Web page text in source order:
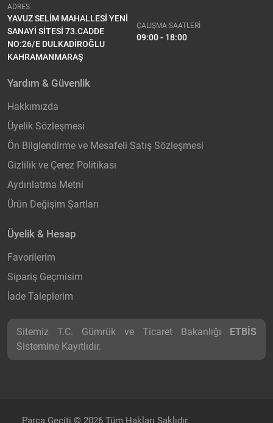
ADRES
YAVUZ SELİM MAHALLESİ YENİ
SANAYİ SİTESİ 73.CADDE
NO:26/E DULKADİROĞLU
KAHRAMANMARAŞ
ÇALIŞMA SAATLERİ
09:00 - 18:00
Yardım & Güvenlik
Hakkımızda
Üyelik Sözleşmesi
Ön Bilglendirme ve Mesafeli Satış Sözleşmesi
Gizlilik ve Çerez Politikası
Aydınlatma Metni
Ürün Değişim Şartları
Üyelik & Hesap
Favorilerim
Sipariş Geçmisim
İade Taleplerim
Sitemiz T.C. Gümrük ve Ticaret Bakanlığı ETBİS
Sistemine Kayıtlıdır.
Parça Geçiti © 2026 Tüm Hakları Saklıdır.